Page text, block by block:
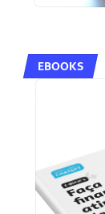
EBOOKS